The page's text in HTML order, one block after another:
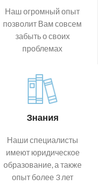
Наш огромный опыт
позволит Вам совсем
забыть о своих
проблемах
Знания
Наши специалисты
имеют юридическое
образование, а также
опыт более 3 лет